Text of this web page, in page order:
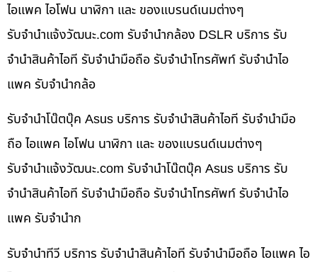
ไอแพค ไอโฟน นาฬิกา และ ของแบรนด์เนมต่างๆ
รับจํานําแจ้งวัฒนะ.com รับจำนำกล้อง DSLR บริการ รับ
จำนำสินค้าไอที รับจำนำมือถือ รับจำนำโทรศัพท์ รับจำนำไอ
แพค รับจำนำกล้อ
รับจำนำโน๊ตบุ๊ค Asus บริการ รับจำนำสินค้าไอที รับจำนำมือ
ถือ ไอแพค ไอโฟน นาฬิกา และ ของแบรนด์เนมต่างๆ
รับจํานําแจ้งวัฒนะ.com รับจำนำโน๊ตบุ๊ค Asus บริการ รับ
จำนำสินค้าไอที รับจำนำมือถือ รับจำนำโทรศัพท์ รับจำนำไอ
แพค รับจำนำก
รับจำนำทีวี บริการ รับจำนำสินค้าไอที รับจำนำมือถือ ไอแพค ไอ